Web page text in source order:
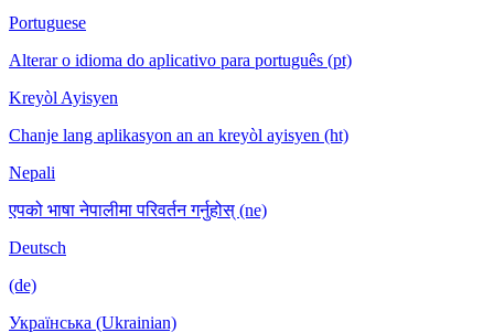
Portuguese
Alterar o idioma do aplicativo para português (pt)
Kreyòl Ayisyen
Chanje lang aplikasyon an an kreyòl ayisyen (ht)
Nepali
एपको भाषा नेपालीमा परिवर्तन गर्नुहोस् (ne)
Deutsch
(de)
Українська (Ukrainian)